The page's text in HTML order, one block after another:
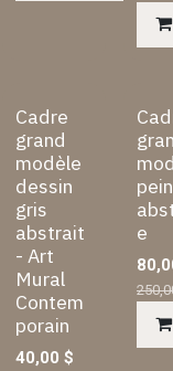
Cadre
grand
modèle
dessin
gris
abstrait
- Art
Mural
Contem
porain
40,00 $
e